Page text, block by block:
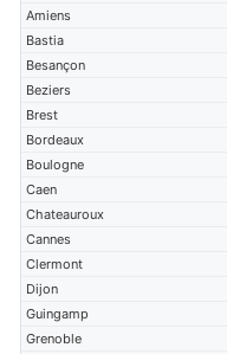
Amiens
Bastia
Besançon
Beziers
Brest
Bordeaux
Boulogne
Caen
Chateauroux
Cannes
Clermont
Dijon
Guingamp
Grenoble